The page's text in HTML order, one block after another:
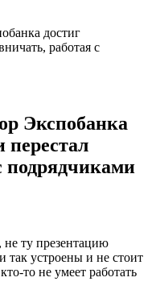
достиг
работая с
Экспобанка
перестал
подрядчиками
не ту презентацию
так устроены и не стоит
то не умеет работать